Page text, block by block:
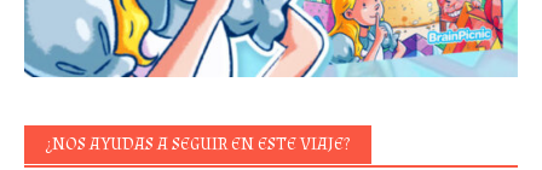
¿NOS AYUDAS A SEGUIR EN ESTE VIAJE?